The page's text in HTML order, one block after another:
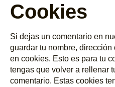
Cookies
Si dejas un comentario en
guardar tu nombre,
en cookies. Esto es para tu
tengas que volver a rellenar
comentario. Estas cookies